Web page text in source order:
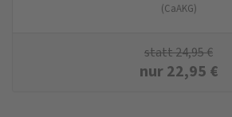
(CaAKG)
statt24,95€
nur22,95 €